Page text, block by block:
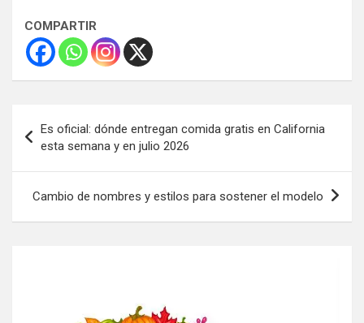
COMPARTIR
de
entradas
Es oficial: dónde entregan comida gratis en California
esta semana y en julio 2026
Cambio de nombres y estilos para sostener el modelo